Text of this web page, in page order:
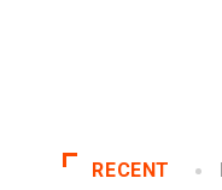
RECENT